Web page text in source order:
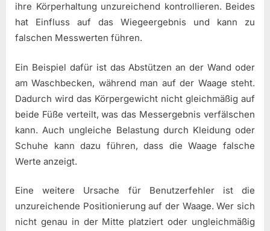
ihre Körperhaltung unzureichend kontrollieren. Beides
hat Einfluss auf das Wiegeergebnis und kann zu
falschen Messwerten führen.
Ein Beispiel dafür ist das Abstützen an der Wand oder
am Waschbecken, während man auf der Waage steht.
Dadurch wird das Körpergewicht nicht gleichmäßig auf
beide Füße verteilt, was das Messergebnis verfälschen
kann. Auch ungleiche Belastung durch Kleidung oder
Schuhe kann dazu führen, dass die Waage falsche
Werte anzeigt.
Eine weitere Ursache für Benutzerfehler ist die
unzureichende Positionierung auf der Waage. Wer sich
nicht genau in der Mitte platziert oder ungleichmäßig